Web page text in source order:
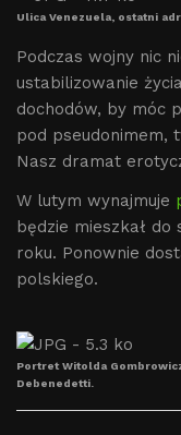
Ulica Venezuela, ostatni
Podczas wojny nic
ustabilizowanie
dochodów, by móc
pod pseudonimem,
Nasz dramat
W lutym wynajmuje
będzie mieszkał do
roku. Ponownie
polskiego.
Portret Witolda
Debenedetti.